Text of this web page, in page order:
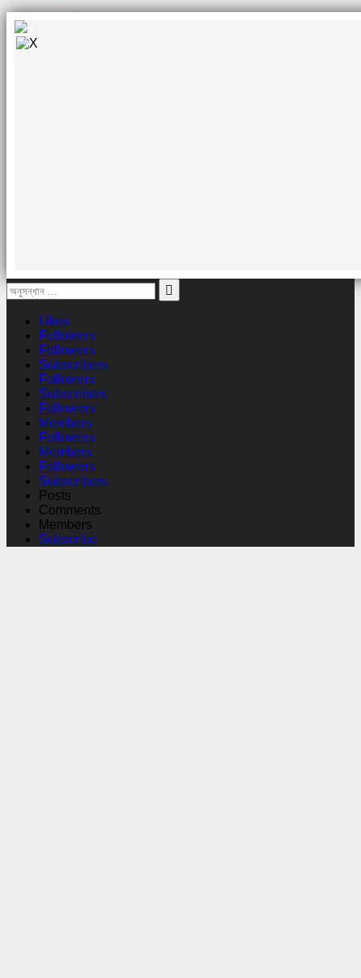
Likes
Followers
Followers
Subscribers
Followers
Subscribers
Followers
Members
Followers
Members
Followers
Subscribers
Posts
Comments
Members
Subscribe